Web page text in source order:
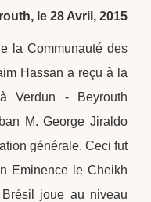
le 28 Avril, 2015
la Communauté des
Hassan a reçu à la
Verdun - Beyrouth
M. George Jiraldo
générale. Ceci fut
Eminence le Cheikh
joue au niveau